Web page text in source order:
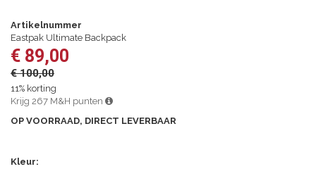
naar
het
begin
van
de
afbeeldingen-
gallerij
Artikelnummer
Eastpak Ultimate Backpack
€ 89,00
€ 100,00
11% korting
Krijg 267 M&H punten
OP VOORRAAD, DIRECT LEVERBAAR
Kleur